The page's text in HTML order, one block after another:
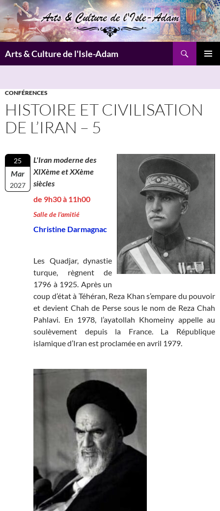
Aller
au
contenu
Arts & Culture de l'Isle-Adam
CONFÉRENCES
HISTOIRE ET CIVILISATION
DE L’IRAN – 5
25
Mar
2027
L'Iran moderne des
XIXème et XXème
siècles
de 9h30 à 11h00
Salle de l'amitié
Christine Darmagnac
Les Quadjar, dynastie
turque, règnent de
1796 à 1925. Après un
coup d’état à Téhéran, Reza Khan s’empare du pouvoir
et devient Chah de Perse sous le nom de Reza Chah
Pahlavi. En 1978, l’ayatollah Khomeiny appelle au
soulèvement depuis la France. La République
islamique d’Iran est proclamée en avril 1979.